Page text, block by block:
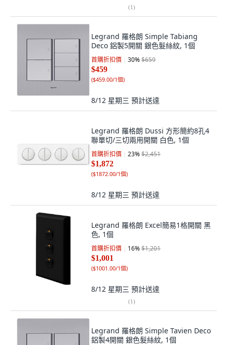
(1)
Legrand 羅格朗 Simple Tabiang
Deco 鋁製5開關 銀色髮絲紋, 1個
首購折扣價 30%$659
$459
($459.00/1個)
8/12 星期三 預計送達
Legrand 羅格朗 Dussi 方形簡約8孔4
聯單切/三切兩用開關 白色, 1個
首購折扣價 23%$2,451
$1,872
($1872.00/1個)
8/12 星期三 預計送達
Legrand 羅格朗 Excel簡易1格開關 黑
色, 1個
首購折扣價 16%$1,201
$1,001
($1001.00/1個)
8/12 星期三 預計送達
(1)
Legrand 羅格朗 Simple Tavien Deco
鋁製4開關 銀色髮絲紋, 1個